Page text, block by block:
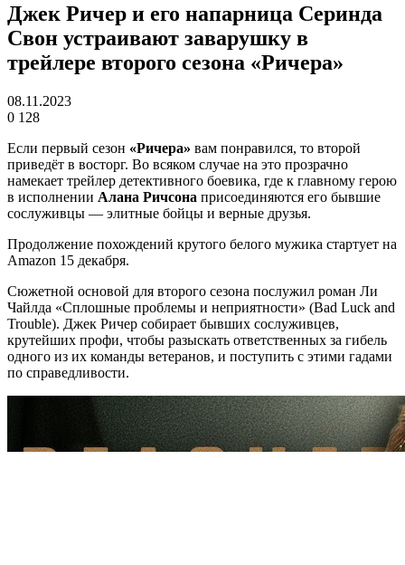
Джек Ричер и его напарница Серинда
Свон устраивают заварушку в
трейлере второго сезона «Ричера»
08.11.2023
0 128
Если первый сезон «Ричера» вам понравился, то второй
приведёт в восторг. Во всяком случае на это прозрачно
намекает трейлер детективного боевика, где к главному герою
в исполнении Алана Ричсона присоединяются его бывшие
сослуживцы — элитные бойцы и верные друзья.
Продолжение похождений крутого белого мужика стартует на
Amazon 15 декабря.
Сюжетной основой для второго сезона послужил роман Ли
Чайлда «Cплoшныe пpoблeмы и нeпpиятнocти» (Bad Luck and
Trouble). Джeк Pичep собирает бывших сослуживцев,
крутейших профи, чтобы разыскать ответственных за гибель
одного из их команды ветеранов, и поступить с этими гадами
по справедливости.